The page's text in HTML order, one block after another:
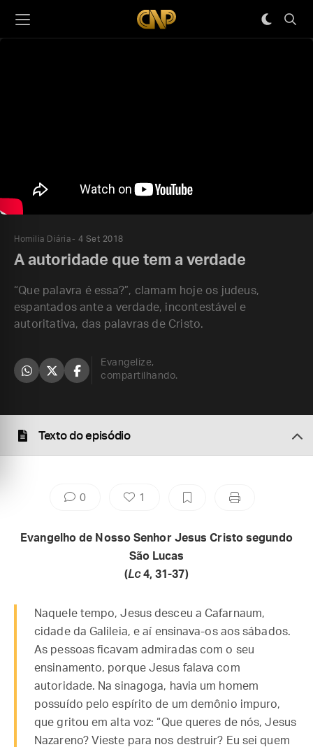
Homilia Diária 4 Set 2018
A autoridade que tem a verdade
“Que palavra é essa?”, clamam hoje os judeus,
espantados ante a verdade, incontestável e
autoritativa, das palavras de Cristo.
Evangelize,
compartilhando.
Texto do episódio
0 1
Evangelho de Nosso Senhor Jesus Cristo segundo
São Lucas
(Lc4, 31-37)
Naquele tempo, Jesus desceu a Cafarnaum,
cidade da Galileia, e aí ensinava-os aos sábados.
As pessoas ficavam admiradas com o seu
ensinamento, porque Jesus falava com
autoridade. Na sinagoga, havia um homem
possuído pelo espírito de um demônio impuro,
que gritou em alta voz: “Que queres de nós, Jesus
Nazareno? Vieste para nos destruir? Eu sei quem